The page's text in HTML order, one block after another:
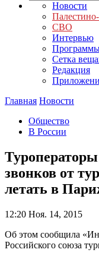
Новости
СВО
Интервью
Сетка
Редакция
Главная Новости
Общество
В России
звонков от
летать в
12:20 Ноя. 14, 2015
Об этом сообщила
Российского союза